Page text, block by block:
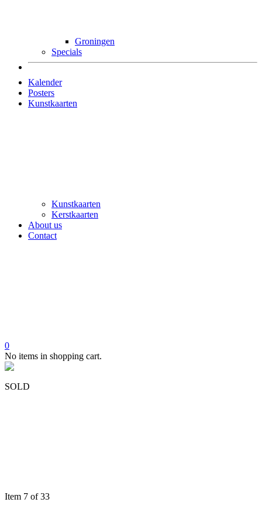
Groningen
Specials
Kalender
Posters
Kunstkaarten
Kunstkaarten
Kerstkaarten
About us
Contact
0
No items in shopping cart.
SOLD
Item 7 of 33